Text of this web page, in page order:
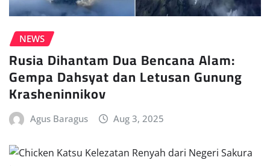
NEWS
Rusia Dihantam Dua Bencana Alam:
Gempa Dahsyat dan Letusan Gunung
Krasheninnikov
Agus Baragus Aug 3, 2025